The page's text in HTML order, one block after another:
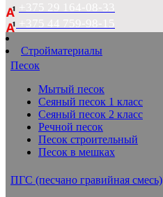
+375 29 164-08-33
+375 44 759-98-15
Стройматериалы
Песок
Мытый песок
Сеяный песок 1 класс
Сеяный песок 2 класс
Речной песок
Песок строительный
Песок в мешках
ПГС (песчано гравийная смесь)